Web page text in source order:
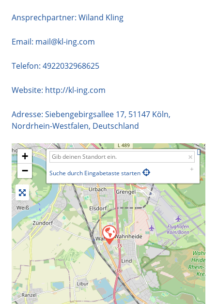
Ansprechpartner: Wiland Kling
Email: mail@kl-ing.com
Telefon: 4922032968625
Website: http://kl-ing.com
Adresse: Siebengebirgsallee 17, 51147 Köln,
Nordrhein-Westfalen, Deutschland
+
−
Suche durch Eingabetaste starten